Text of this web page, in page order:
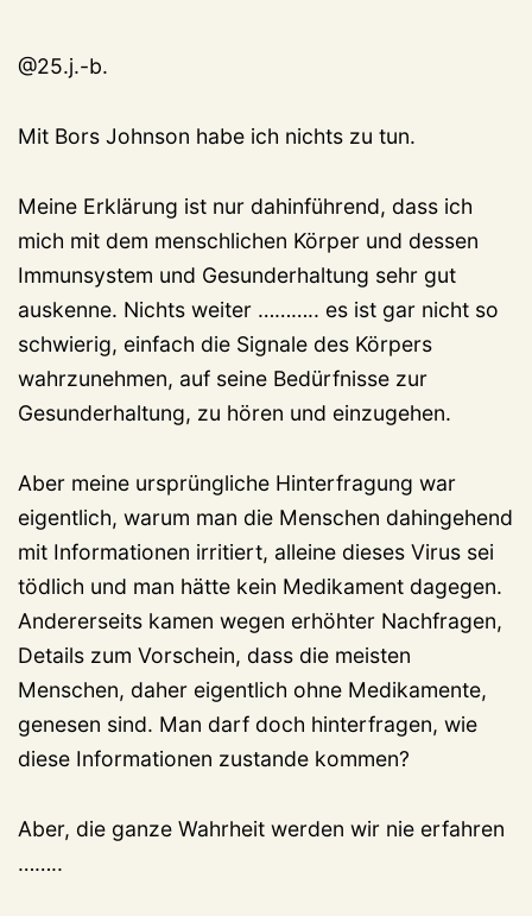
@25.j.-b.
Mit Bors Johnson habe ich nichts zu tun.
Meine Erklärung ist nur dahinführend, dass ich
mich mit dem menschlichen Körper und dessen
Immunsystem und Gesunderhaltung sehr gut
auskenne. Nichts weiter ……….. es ist gar nicht so
schwierig, einfach die Signale des Körpers
wahrzunehmen, auf seine Bedürfnisse zur
Gesunderhaltung, zu hören und einzugehen.
Aber meine ursprüngliche Hinterfragung war
eigentlich, warum man die Menschen dahingehend
mit Informationen irritiert, alleine dieses Virus sei
tödlich und man hätte kein Medikament dagegen.
Andererseits kamen wegen erhöhter Nachfragen,
Details zum Vorschein, dass die meisten
Menschen, daher eigentlich ohne Medikamente,
genesen sind. Man darf doch hinterfragen, wie
diese Informationen zustande kommen?
Aber, die ganze Wahrheit werden wir nie erfahren
……..